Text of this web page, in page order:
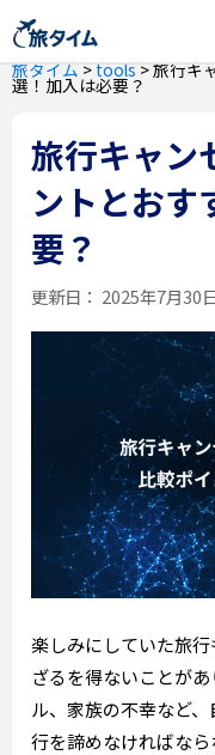
旅タイム>tools>旅行キ
選！加入は必要？
旅行キャン
ントとおす
要？
更新日： 2025年7月30
楽しみにしていた旅
ざるを得ないことが
ル、家族の不幸など
行を諦めなければな